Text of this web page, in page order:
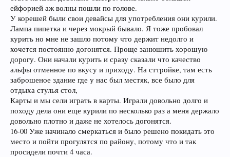
ейфорией аж волны пошли по голове.
У корешей были свои девайсы для употребления они курили.
Лампа пипетка и через мокрый бывало. Я тоже пробовал
курить но мне не зашло потому что держит недолго и
хочется постоянно догонятся. Проще занюшить хорошую
дорогу. Они начали курить и сразу сказали что качество
альфы отменное по вкусу и приходу. На сттройке, там есть
заброшеное здание где у нас был местяк, все было для
отдыха стулья стол,
Карты и мы сели играть в карты. Играли довольно долго и
походу дела они еще курили по несколько раз а меня держало
довольно плотно и даже не хотелось догонятся.
16-00 Уже начинало смеркаться и было решено покидать это
место и пойти прогулятся по району, потому что и так
просидели почти 4 часа.